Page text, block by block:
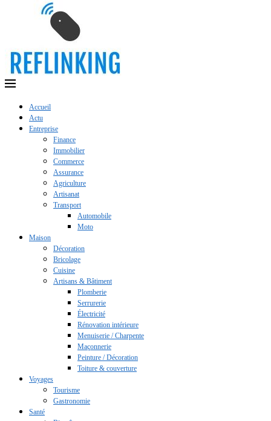
Accueil
Actu
Entreprise
Finance
Immobilier
Commerce
Assurance
Agriculture
Artisanat
Transport
Automobile
Moto
Maison
Décoration
Bricolage
Cuisine
Artisans & Bâtiment
Plomberie
Serrurerie
Électricité
Rénovation intérieure
Menuiserie / Charpente
Maçonnerie
Peinture / Décoration
Toiture & couverture
Voyages
Tourisme
Gastronomie
Santé